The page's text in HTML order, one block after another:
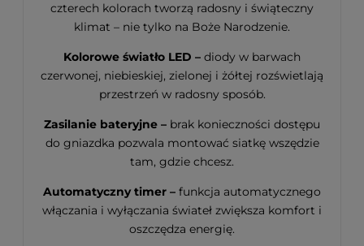
czterech kolorach tworzą radosny i świąteczny
klimat – nie tylko na Boże Narodzenie.
Kolorowe światło LED – diody w barwach
czerwonej, niebieskiej, zielonej i żółtej rozświetlają
przestrzeń w radosny sposób.
Zasilanie bateryjne – brak konieczności dostępu
do gniazdka pozwala montować siatkę wszędzie
tam, gdzie chcesz.
Automatyczny timer – funkcja automatycznego
włączania i wyłączania świateł zwiększa komfort i
oszczędza energię.